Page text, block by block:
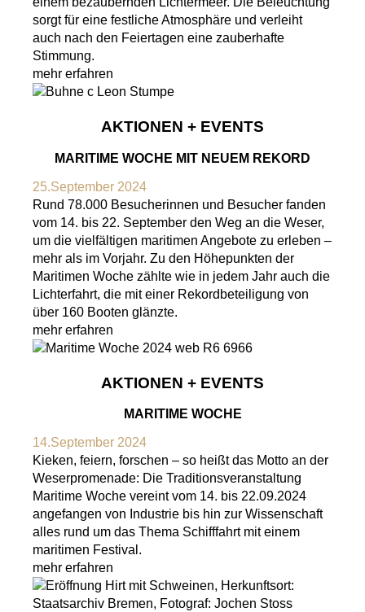
sorgt für eine festliche Atmosphäre und verleiht
auch nach den Feiertagen eine zauberhafte
Stimmung.
mehr erfahren
AKTIONEN + EVENTS
MARITIME WOCHE MIT NEUEM REKORD
25.September 2024
Rund 78.000 Besucherinnen und Besucher fanden
vom 14. bis 22. September den Weg an die Weser,
um die vielfältigen maritimen Angebote zu erleben –
mehr als im Vorjahr. Zu den Höhepunkten der
Maritimen Woche zählte wie in jedem Jahr auch die
Lichterfahrt, die mit einer Rekordbeteiligung von
über 160 Booten glänzte.
mehr erfahren
AKTIONEN + EVENTS
MARITIME WOCHE
14.September 2024
Kieken, feiern, forschen – so heißt das Motto an der
Weserpromenade: Die Traditionsveranstaltung
Maritime Woche vereint vom 14. bis 22.09.2024
angefangen von Industrie bis hin zur Wissenschaft
alles rund um das Thema Schifffahrt mit einem
maritimen Festival.
mehr erfahren